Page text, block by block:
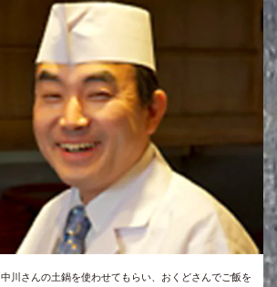
川さんの土鍋を使わせてもらい、おくどさんでご飯を